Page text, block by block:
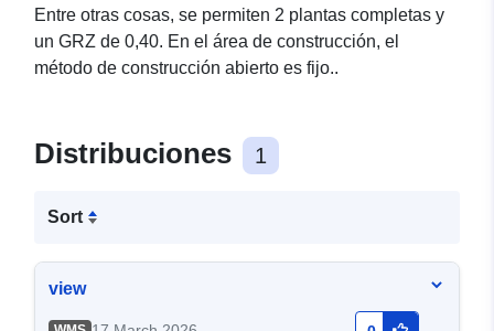
Entre otras cosas, se permiten 2 plantas completas y
un GRZ de 0,40. En el área de construcción, el
método de construcción abierto es fijo..
Distribuciones 1
Sort
view